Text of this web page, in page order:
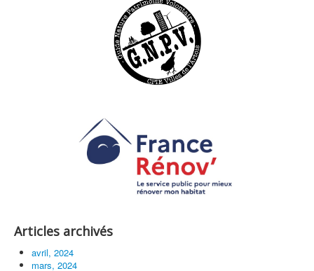
Articles archivés
avril, 2024
mars, 2024